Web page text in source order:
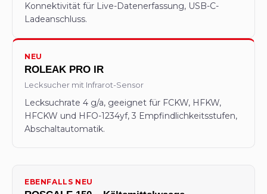
Konnektivität für Live-Datenerfassung, USB-C-
Ladeanschluss.
NEU
ROLEAK PRO IR
Lecksucher mit Infrarot-Sensor
Lecksuchrate 4 g/a, geeignet für FCKW, HFKW,
HFCKW und HFO-1234yf, 3 Empfindlichkeitsstufen,
Abschaltautomatik.
EBENFALLS NEU